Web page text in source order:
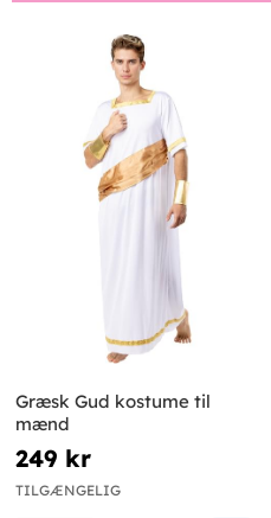
Græsk Gud kostume til
mænd
249 kr
TILGÆNGELIG